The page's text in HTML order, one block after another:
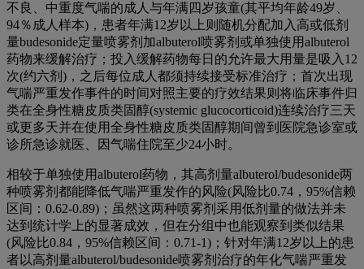
不良、中重度气喘的成人与年满四岁孩童(其平均年龄49岁、
94％成人样本)，患者年满12岁以上则随机分配加入高或低剂
量budesonide定量喷雾剂加albuterol喷雾剂 或单独使用albuterol
药物来缓解治疗；投入缓解药物每日的允许最大用量是吸入12
次(约六剂)，之后每位成人都须持续接受标准治疗；首次出现
气喘严重发作事件的时间对照主要的疗效结果则将临床事件归
类在全身性糖皮质类固醇(systemic glucocorticoid)连续治疗三天
或更多天并在使用全身性糖皮质类固醇期间曾到医院急诊室或
诊所急诊就医、因气喘住院至少24小时。
相较于单独使用albuterol药物，其高剂量albuterol/budesonide两
种喷雾剂都能降低气喘严重发作的风险(风险比0.74‌ ， 95%信赖
区间： 0.62‌-0.89) ；虽然这两种喷雾剂采用低剂量的做法并未
达到统计学上的显著成效，但在分组中也能观察到类似结果
(风险比0.84‌ ， 95%信赖区间： 0.71‌-1) ；针对年满12岁以上的患
者以高剂量albuterol/budesonide喷雾剂治疗的年化气喘严重发